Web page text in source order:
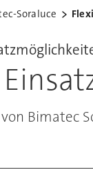
Soraluce
Bimatec